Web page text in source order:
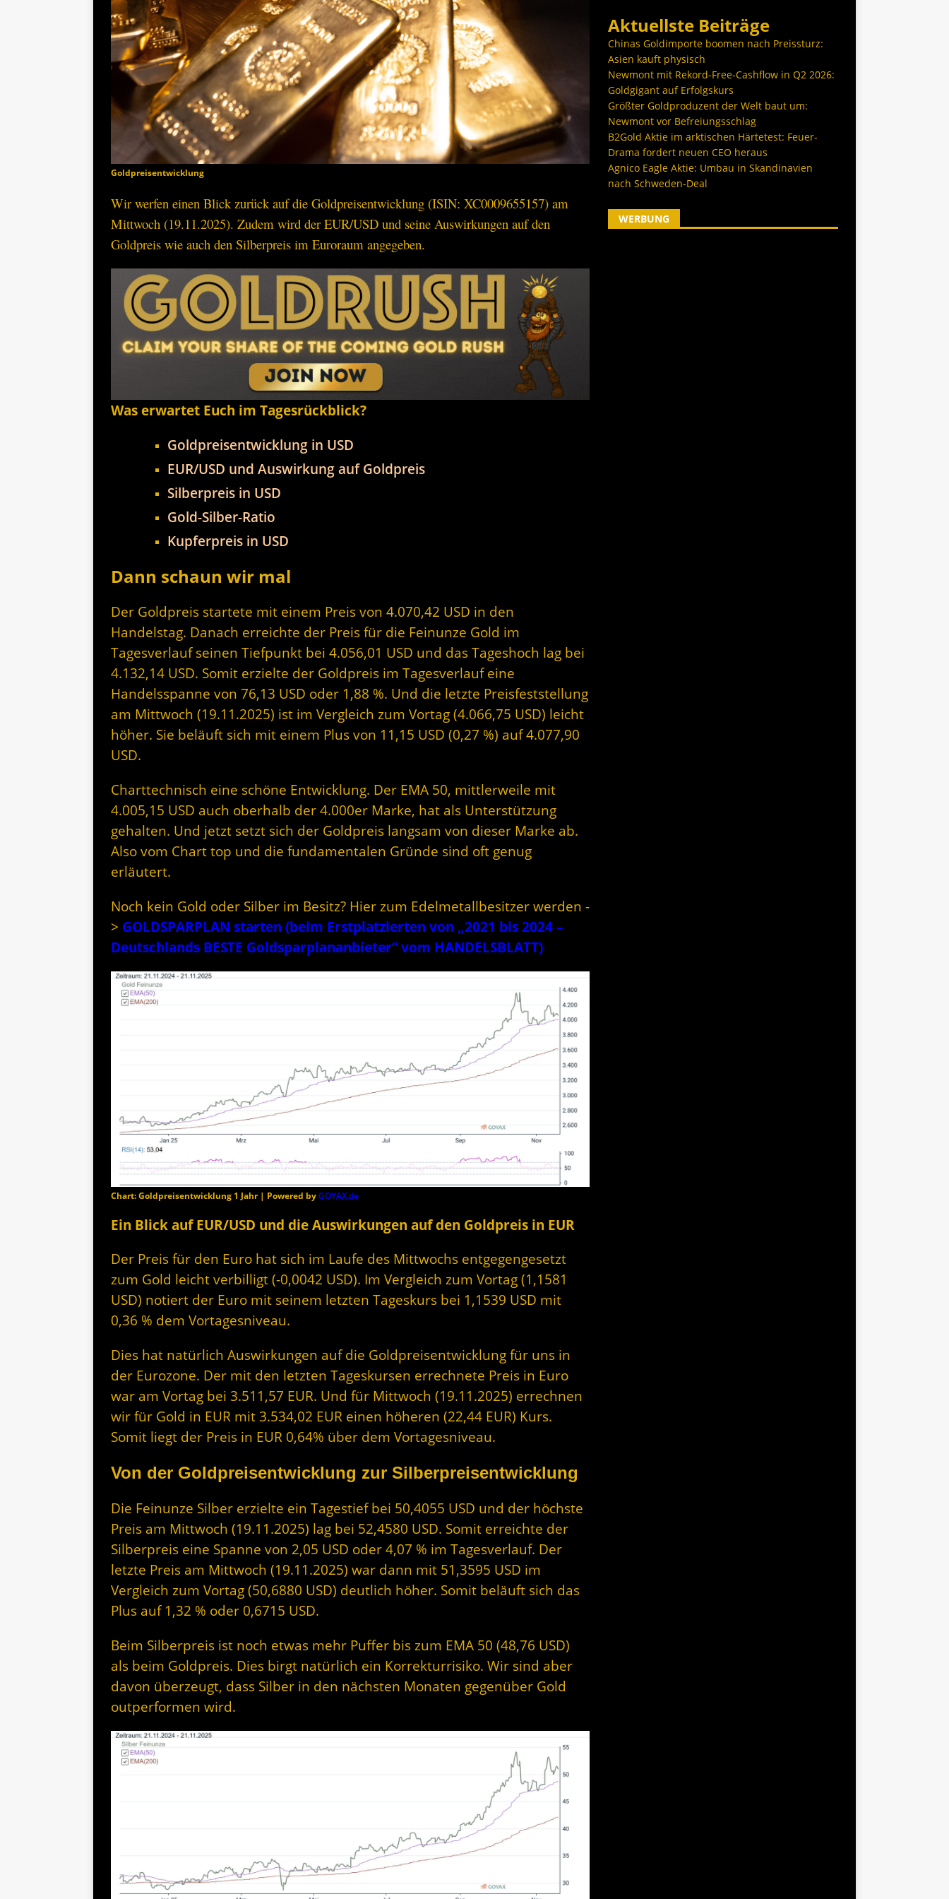
Goldpreisentwicklung
Wir werfen einen Blick zurück auf die Goldpreisentwicklung (ISIN: XC0009655157) am
Mittwoch (19.11.2025). Zudem wird der EUR/USD und seine Auswirkungen auf den
Goldpreis wie auch den Silberpreis im Euroraum angegeben.
Was erwartet Euch im Tagesrückblick?
Goldpreisentwicklung in USD
EUR/USD und Auswirkung auf Goldpreis
Silberpreis in USD
Gold-Silber-Ratio
Kupferpreis in USD
Dann schaun wir mal
Der Goldpreis startete mit einem Preis von 4.070,42 USD in den
Handelstag. Danach erreichte der Preis für die Feinunze Gold im
Tagesverlauf seinen Tiefpunkt bei 4.056,01 USD und das Tageshoch lag bei
4.132,14 USD. Somit erzielte der Goldpreis im Tagesverlauf eine
Handelsspanne von 76,13 USD oder 1,88 %. Und die letzte Preisfeststellung
am Mittwoch (19.11.2025) ist im Vergleich zum Vortag (4.066,75 USD) leicht
höher. Sie beläuft sich mit einem Plus von 11,15 USD (0,27 %) auf 4.077,90
USD.
Charttechnisch eine schöne Entwicklung. Der EMA 50, mittlerweile mit
4.005,15 USD auch oberhalb der 4.000er Marke, hat als Unterstützung
gehalten. Und jetzt setzt sich der Goldpreis langsam von dieser Marke ab.
Also vom Chart top und die fundamentalen Gründe sind oft genug
erläutert.
Noch kein Gold oder Silber im Besitz? Hier zum Edelmetallbesitzer werden -
> GOLDSPARPLAN starten (beim Erstplatzierten von „2021 bis 2024 –
Deutschlands BESTE Goldsparplananbieter“ vom HANDELSBLATT)
Chart: Goldpreisentwicklung 1 Jahr | Powered byGOYAX.de
Ein Blick auf EUR/USD und die Auswirkungen auf den Goldpreis in EUR
Der Preis für den Euro hat sich im Laufe des Mittwochs entgegengesetzt
zum Gold leicht verbilligt (-0,0042 USD). Im Vergleich zum Vortag (1,1581
USD) notiert der Euro mit seinem letzten Tageskurs bei 1,1539 USD mit
0,36 % dem Vortagesniveau.
Dies hat natürlich Auswirkungen auf die Goldpreisentwicklung für uns in
der Eurozone. Der mit den letzten Tageskursen errechnete Preis in Euro
war am Vortag bei 3.511,57 EUR. Und für Mittwoch (19.11.2025) errechnen
wir für Gold in EUR mit 3.534,02 EUR einen höheren (22,44 EUR) Kurs.
Somit liegt der Preis in EUR 0,64% über dem Vortagesniveau.
Von der Goldpreisentwicklung zur Silberpreisentwicklung
Die Feinunze Silber erzielte ein Tagestief bei 50,4055 USD und der höchste
Preis am Mittwoch (19.11.2025) lag bei 52,4580 USD. Somit erreichte der
Silberpreis eine Spanne von 2,05 USD oder 4,07 % im Tagesverlauf. Der
letzte Preis am Mittwoch (19.11.2025) war dann mit 51,3595 USD im
Vergleich zum Vortag (50,6880 USD) deutlich höher. Somit beläuft sich das
Plus auf 1,32 % oder 0,6715 USD.
Beim Silberpreis ist noch etwas mehr Puffer bis zum EMA 50 (48,76 USD)
als beim Goldpreis. Dies birgt natürlich ein Korrekturrisiko. Wir sind aber
davon überzeugt, dass Silber in den nächsten Monaten gegenüber Gold
outperformen wird.
Aktuellste Beiträge
Chinas Goldimporte boomen nach Preissturz:
Asien kauft physisch
Newmont mit Rekord-Free-Cashflow in Q2 2026:
Goldgigant auf Erfolgskurs
Größter Goldproduzent der Welt baut um:
Newmont vor Befreiungsschlag
B2Gold Aktie im arktischen Härtetest: Feuer-
Drama fordert neuen CEO heraus
Agnico Eagle Aktie: Umbau in Skandinavien
nach Schweden-Deal
WERBUNG